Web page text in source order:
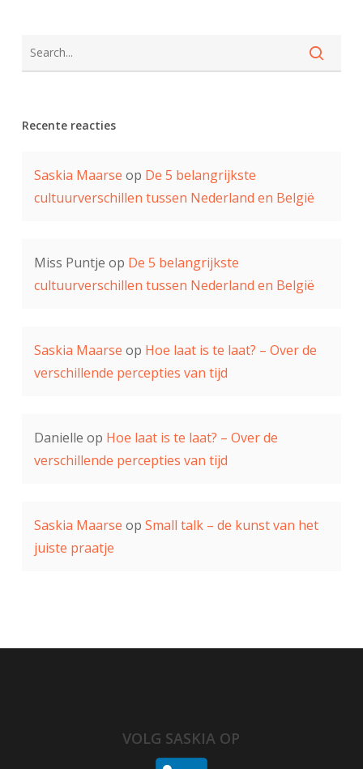
Recente reacties
Saskia Maarse op De 5 belangrijkste
cultuurverschillen tussen Nederland en België
Miss Puntje op De 5 belangrijkste
cultuurverschillen tussen Nederland en België
Saskia Maarse op Hoe laat is te laat? – Over de
verschillende percepties van tijd
Danielle op Hoe laat is te laat? – Over de
verschillende percepties van tijd
Saskia Maarse op Small talk – de kunst van het
juiste praatje
VOLG SASKIA OP